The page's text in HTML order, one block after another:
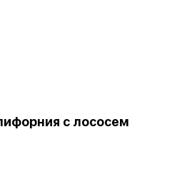
с лососем